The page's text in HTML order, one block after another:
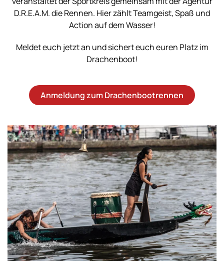
D.R.E.A.M. die Rennen. Hier zählt Teamgeist, Spaß und
Action auf dem Wasser!
Meldet euch jetzt an und sichert euch euren Platz im
Drachenboot!
Anmeldung zum Drachenbootrennen